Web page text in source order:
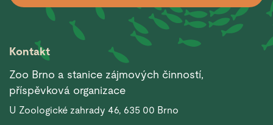
Kontakt
Zoo Brno a stanice zájmových činností,
příspěvková organizace
U Zoologické zahrady 46, 635 00 Brno